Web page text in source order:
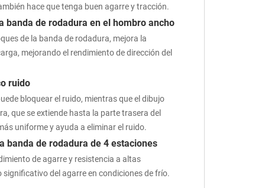
hace que tenga buen agarre y tracción.
banda de rodadura en el hombro ancho
de la banda de rodadura, mejora la
mejorando el rendimiento de dirección del
ruido
bloquear el ruido, mientras que el dibujo
que se extiende hasta la parte trasera del
uniforme y ayuda a eliminar el ruido.
banda de rodadura de 4 estaciones
de agarre y resistencia a altas
del agarre en condiciones de frío.